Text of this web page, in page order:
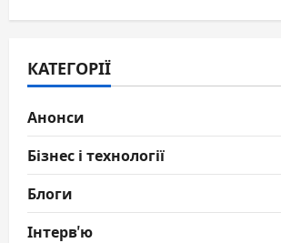
КАТЕГОРІЇ
Анонси
Бізнес і технології
Блоги
Інтерв'ю